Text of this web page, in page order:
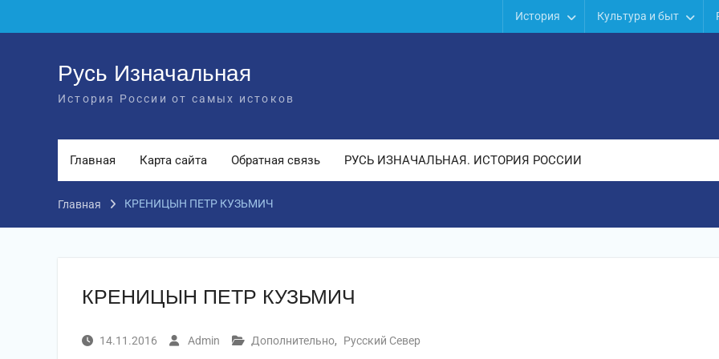
История Культура и быт
Русь Изначальная
История России от самых истоков
Главная Карта сайта Обратная связь РУСЬ ИЗНАЧАЛЬНАЯ. ИСТОРИЯ РОССИИ
Главная КРЕНИЦЫН ПЕТР КУЗЬМИЧ
КРЕНИЦЫН ПЕТР КУЗЬМИЧ
14.11.2016 Admin Дополнительно, Русский Север